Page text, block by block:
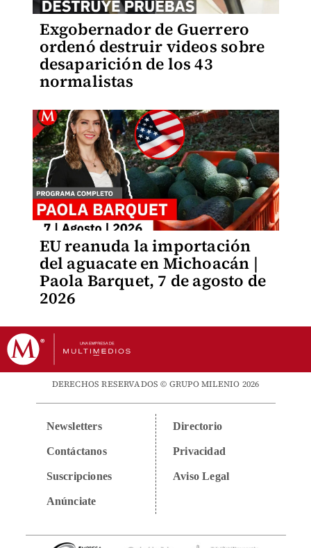
Exgobernador de Guerrero
ordenó destruir videos sobre
desaparición de los 43
normalistas
EU reanuda la importación
del aguacate en Michoacán |
Paola Barquet, 7 de agosto de
2026
DERECHOS RESERVADOS © GRUPO MILENIO 2026
Newsletters
Contáctanos
Suscripciones
Anúnciate
Directorio
Privacidad
Aviso Legal